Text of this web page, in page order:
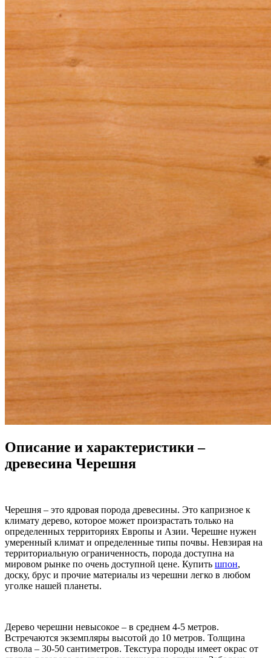
Описание и характеристики –
древесина Черешня
Черешня – это ядровая порода древесины. Это капризное к
климату дерево, которое может произрастать только на
определенных территориях Европы и Азии. Черешне нужен
умеренный климат и определенные типы почвы. Невзирая на
территориальную ограниченность, порода доступна на
мировом рынке по очень доступной цене. Купить шпон,
доску, брус и прочие материалы из черешни легко в любом
уголке нашей планеты.
Дерево черешни невысокое – в среднем 4-5 метров.
Встречаются экземпляры высотой до 10 метров. Толщина
ствола – 30-50 сантиметров. Текстура породы имеет окрас от